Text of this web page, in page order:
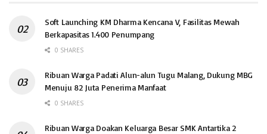
Soft Launching KM Dharma Kencana V, Fasilitas Mewah
Berkapasitas 1.400 Penumpang
0 SHARES
Ribuan Warga Padati Alun-alun Tugu Malang, Dukung MBG
Menuju 82 Juta Penerima Manfaat
0 SHARES
Ribuan Warga Doakan Keluarga Besar SMK Antartika 2